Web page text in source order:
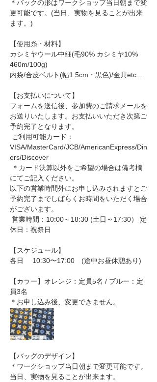
＊バックの形はワークショップ当日朝まで変
更可能です。(当日、実物を見ることが出来
ます。)
【使用糸・材料】
カシミヤウール中細(毛90% カシミヤ10%
460m/100g)
内袋/合皮ベルト(幅1.5cm・黒色)/金具etc...
【お支払いについて】
フォームを送信後、参加費のご請求メールを
お送りいたします。お支払いいただき次第ご
予約完了となります。
VISA/MasterCard/JCB/AmericanExpress/Din
ers/Discover
にてご記入ください。
以下の営業時間外にお申し込みされますとご
予約完了までしばらくお時間をいただく場合
がございます。
休日：祝祭日
【スケジュール】
各日　 10:30〜17:00　(途中お昼休憩あり)
【カラー】オレンジ：定員5名 / ブルー：定
員3名
＊お申し込み後、変更できません。
【バッグのデザイン】
＊ワークショップ当日朝まで変更可能です。
当日、実物を見ることが出来ます。